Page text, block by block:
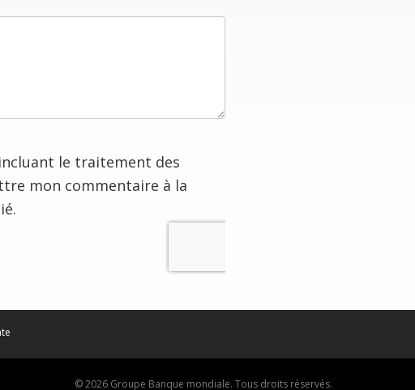
le traitement des
mon commentaire à la
© 2026 Groupe Banque mondiale. Tous droits réservés.